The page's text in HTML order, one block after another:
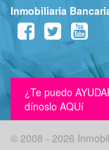
Inmobiliaria
¿Te puedo
dínoslo AQUí
© 2008 - 2026